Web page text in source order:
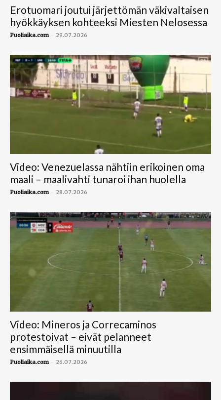
Erotuomari joutui järjettömän väkivaltaisen
hyökkäyksen kohteeksi Miesten Nelosessa
Puoliaika.com - 29.07.2026
Video: Venezuelassa nähtiin erikoinen oma
maali – maalivahti tunaroi ihan huolella
Puoliaika.com - 28.07.2026
Video: Mineros ja Correcaminos
protestoivat – eivät pelanneet
ensimmäisellä minuutilla
Puoliaika.com - 26.07.2026